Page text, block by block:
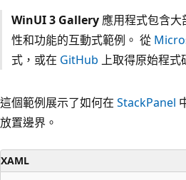
WinUI 3 Gallery應用程式包含大
性和功能的互動式範例。 從
式，或在 GitHub 上取得原始程式
這個範例展示了如何在 StackPanel
放置邊界。
XAML